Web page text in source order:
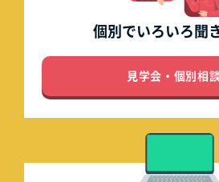
個別でいろいろ聞
見学会・個別相